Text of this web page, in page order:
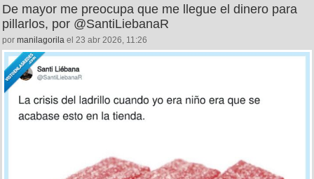
De mayor me preocupa que me llegue el dinero para
pillarlos, por @SantiLiebanaR
por manilagorila el 23 abr 2026, 11:26